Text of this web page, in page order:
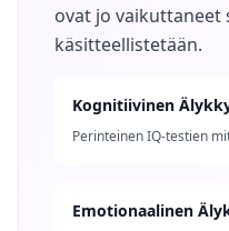
ovat jo vaikuttaneet
käsitteellistetään.
Kognitiivinen
Perinteinen IQ-testien
Emotionaalinen